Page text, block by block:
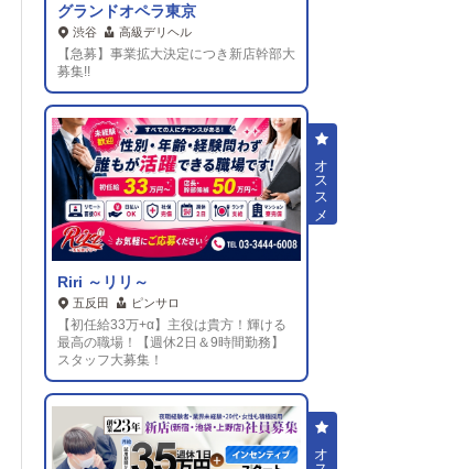
グランドオペラ東京
渋谷 高級デリヘル
【急募】事業拡大決定につき新店幹部大
募集!!
Riri ～リリ～
五反田 ピンサロ
【初任給33万+α】主役は貴方！輝ける
最高の職場！【週休2日＆9時間勤務】
スタッフ大募集！